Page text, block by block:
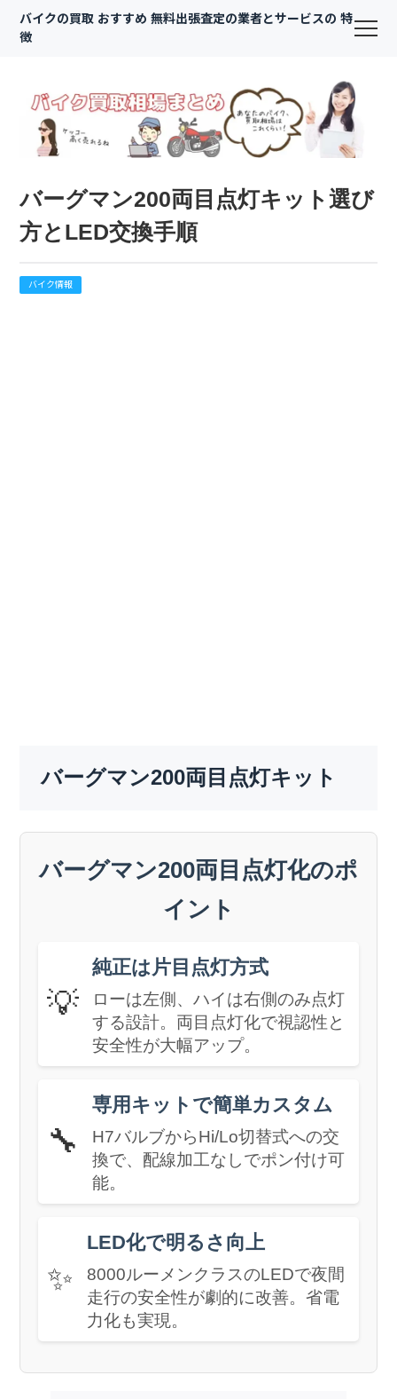
バイクの買取 おすすめ 無料出張査定の業者とサービスの 特
徴
バーグマン200両目点灯キット選び
方とLED交換手順
バイク情報
バーグマン200両目点灯キット
バーグマン200両目点灯化のポ
イント
💡
純正は片目点灯方式
ローは左側、ハイは右側のみ点灯
する設計。両目点灯化で視認性と
安全性が大幅アップ。
🔧
専用キットで簡単カスタム
H7バルブからHi/Lo切替式への交
換で、配線加工なしでポン付け可
能。
✨
LED化で明るさ向上
8000ルーメンクラスのLEDで夜間
走行の安全性が劇的に改善。省電
力化も実現。